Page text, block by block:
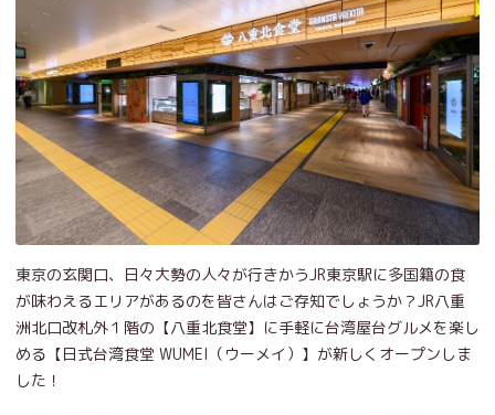
東京の玄関口、日々大勢の人々が行きかうJR東京駅に多国籍の食
が味わえるエリアがあるのを皆さんはご存知でしょうか？JR八重
洲北口改札外１階の【八重北食堂】に手軽に台湾屋台グルメを楽し
める【日式台湾食堂 WUMEI（ウーメイ）】が新しくオープンしま
した！